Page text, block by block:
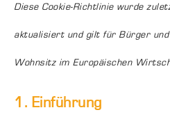
Diese Cookie-Richtlinie wurde
aktualisiert und gilt für Bürger
Wohnsitz im Europäischen
1. Einführung